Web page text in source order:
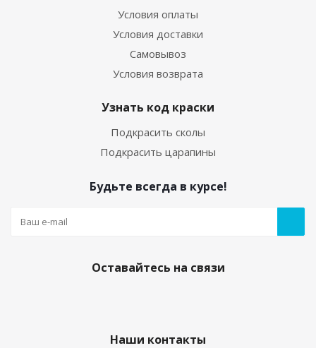
Условия оплаты
Условия доставки
Самовывоз
Условия возврата
Узнать код краски
Подкрасить сколы
Подкрасить царапины
Будьте всегда в курсе!
Оставайтесь на связи
Наши контакты